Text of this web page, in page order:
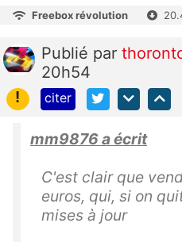
Freebox révolution
Publié par
20h54
!
citer
mm9876 a écrit
C'est clair que
euros, qui, si on
mises à jour